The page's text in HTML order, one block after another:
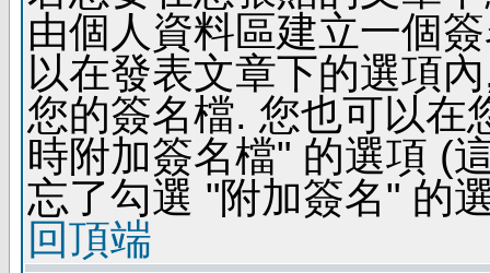
由個人資料區建立一個
以在發表文章下的選項
您的簽名檔. 您也可以在
時附加簽名檔" 的選項 (
忘了勾選 "附加簽名" 的
回頂端